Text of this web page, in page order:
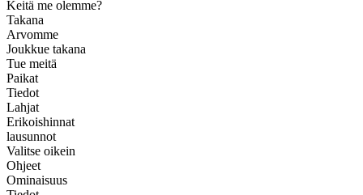
Keitä me olemme?
Takana
Arvomme
Joukkue takana
Tue meitä
Paikat
Tiedot
Lahjat
Erikoishinnat
lausunnot
Valitse oikein
Ohjeet
Ominaisuus